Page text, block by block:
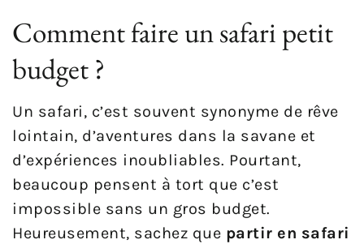
Comment faire un safari petit
budget ?
Un safari, c’est souvent synonyme de rêve
lointain, d’aventures dans la savane et
d’expériences inoubliables. Pourtant,
beaucoup pensent à tort que c’est
impossible sans un gros budget.
Heureusement, sachez que partir en safari